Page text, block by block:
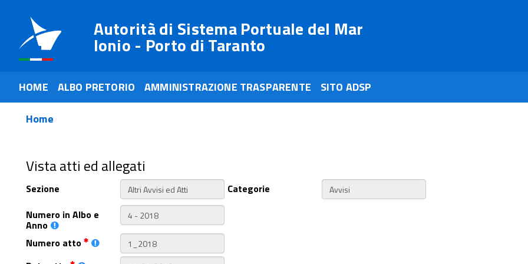
Autorità di Sistema Portuale del Mar
Ionio - Porto di Taranto
HOME ALBO PRETORIO AMMINISTRAZIONE TRASPARENTE
SITO ADSP
Home
Vista atti ed allegati
Sezione
Categorie
Numero in Albo e
Anno
Numero atto